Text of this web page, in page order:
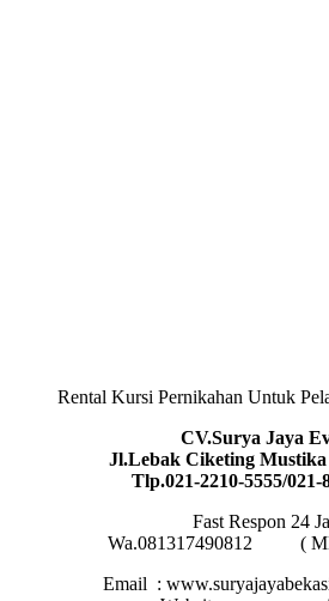
Rental Kursi Pernikahan Untuk
CV.Surya Jaya
Jl.Lebak Ciketing Mustika
Tlp.021-2210-5555/021-
Fast Respon 24
Wa.081317490812 (
Email :